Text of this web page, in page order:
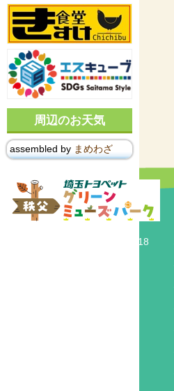
周辺のお天気
assembled by まめわざ
埼玉県秩父郡 小鹿野町長留2518